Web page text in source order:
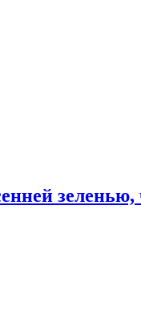
зеленью,